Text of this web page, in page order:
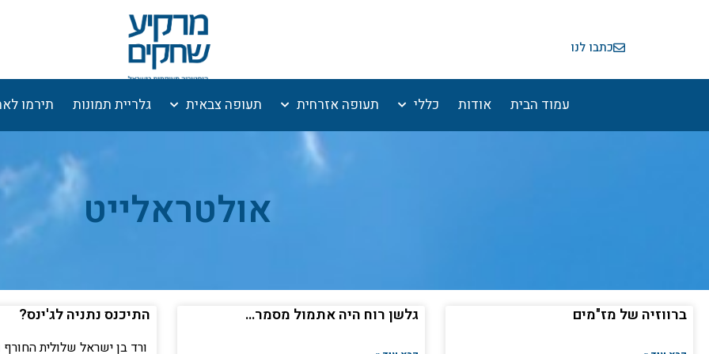
כתבו לנו
עמוד הבית אודות כללי תעופה אזרחית תעופה צבאית גלריית תמונות תירמו
אולטראלייט
ברווזיה של מז"מים גלשן רוח היה אתמול מסמר… התיכנס נתניה לג'ינס?
ורד בן ישראל שלולית
עמודעמוד